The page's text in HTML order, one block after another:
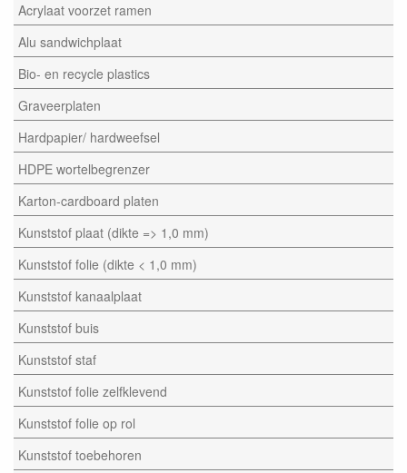
Acrylaat voorzet ramen
Alu sandwichplaat
Bio- en recycle plastics
Graveerplaten
Hardpapier/ hardweefsel
HDPE wortelbegrenzer
Karton-cardboard platen
Kunststof plaat (dikte => 1,0 mm)
Kunststof folie (dikte < 1,0 mm)
Kunststof kanaalplaat
Kunststof buis
Kunststof staf
Kunststof folie zelfklevend
Kunststof folie op rol
Kunststof toebehoren